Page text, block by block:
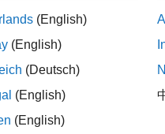
Initial value , and
the signal value changes
values determine whether
or a matrix, the other must
(English)
(English)
(Deutsch)
(English)
(English)